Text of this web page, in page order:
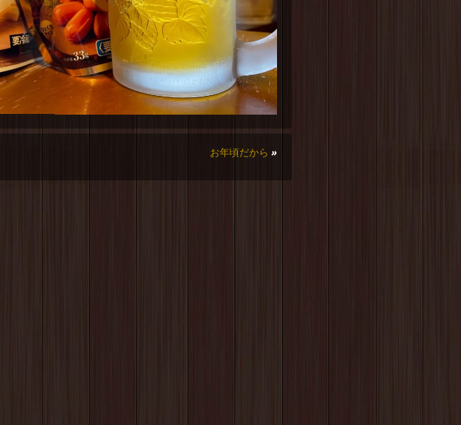
お年頃だから »